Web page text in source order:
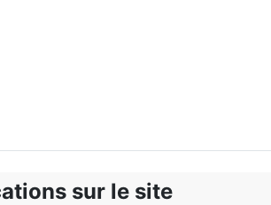
EN CREUSE
sur le site